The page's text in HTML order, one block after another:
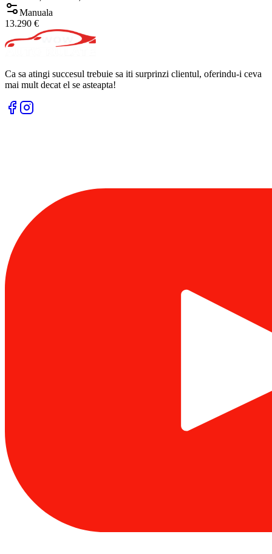
Manuala
13.290 €
Ca sa atingi succesul trebuie sa iti surprinzi clientul, oferindu-i ceva
mai mult decat el se asteapta!